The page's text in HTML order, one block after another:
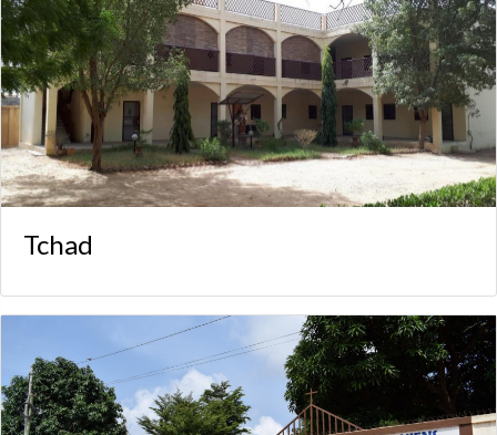
Tchad